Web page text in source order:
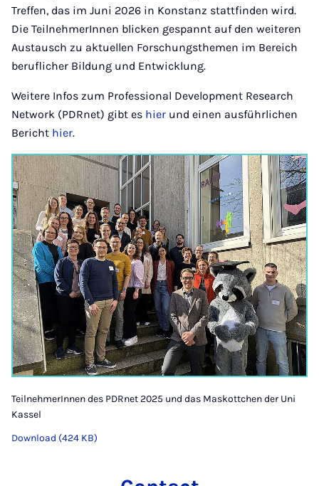
Treffen, das im Juni 2026 in Konstanz stattfinden wird.
Die TeilnehmerInnen blicken gespannt auf den weiteren
Austausch zu aktuellen Forschungsthemen im Bereich
beruflicher Bildung und Entwicklung.
Weitere Infos zum Professional Development Research
Network (PDRnet) gibt es hier und einen ausführlichen
Bericht hier.
TeilnehmerInnen des PDRnet 2025 und das Maskottchen der Uni
Kassel
Download (424 KB)